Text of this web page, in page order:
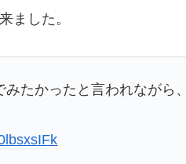
ました。
たかったと言われながら